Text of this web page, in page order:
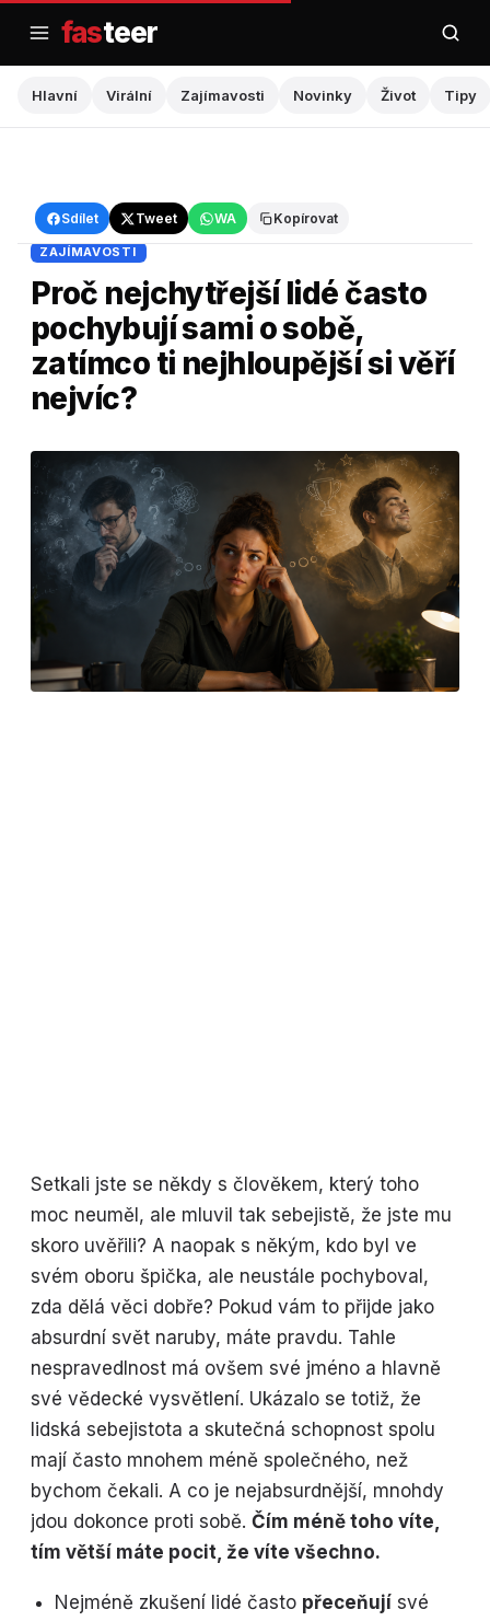
obsah
fasteer
Hlavní Virální Zajímavosti Novinky Život Tipy
Sdílet Tweet WA Kopírovat
Hlavní ›Zajímavosti
ZAJÍMAVOSTI
Proč nejchytřejší lidé často
pochybují sami o sobě,
zatímco ti nejhloupější si věří
nejvíc?
Setkali jste se někdy s člověkem, který toho
moc neuměl, ale mluvil tak sebejistě, že jste mu
skoro uvěřili? A naopak s někým, kdo byl ve
svém oboru špička, ale neustále pochyboval,
zda dělá věci dobře? Pokud vám to přijde jako
absurdní svět naruby, máte pravdu. Tahle
nespravedlnost má ovšem své jméno a hlavně
své vědecké vysvětlení. Ukázalo se totiž, že
lidská sebejistota a skutečná schopnost spolu
mají často mnohem méně společného, než
bychom čekali. A co je nejabsurdnější, mnohdy
jdou dokonce proti sobě. Čím méně toho víte,
tím větší máte pocit, že víte všechno.
Nejméně zkušení lidé často přeceňují své